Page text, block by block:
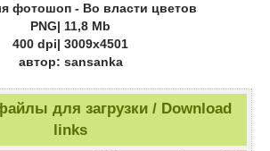
фотошоп - Во власти цветов
PNG| 11,8 Mb
400 dpi| 3009x4501
автор: sansanka
для загрузки / Download
links